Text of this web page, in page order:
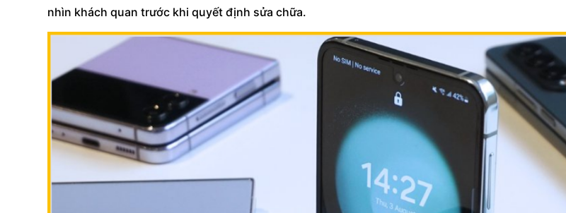
nhìn khách quan trước khi quyết định sửa chữa.